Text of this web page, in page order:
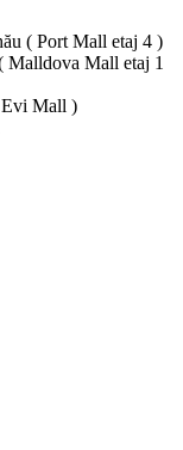
( Port Mall etaj 4 )
Malldova Mall etaj 1
Evi Mall )